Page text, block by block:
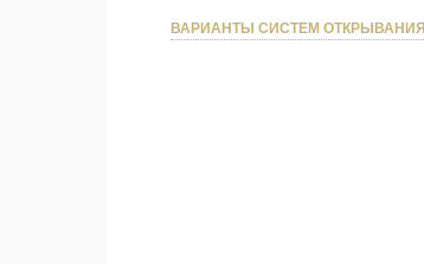
ВАРИАНТЫ СИСТЕМ ОТКРЫВАНИЯ